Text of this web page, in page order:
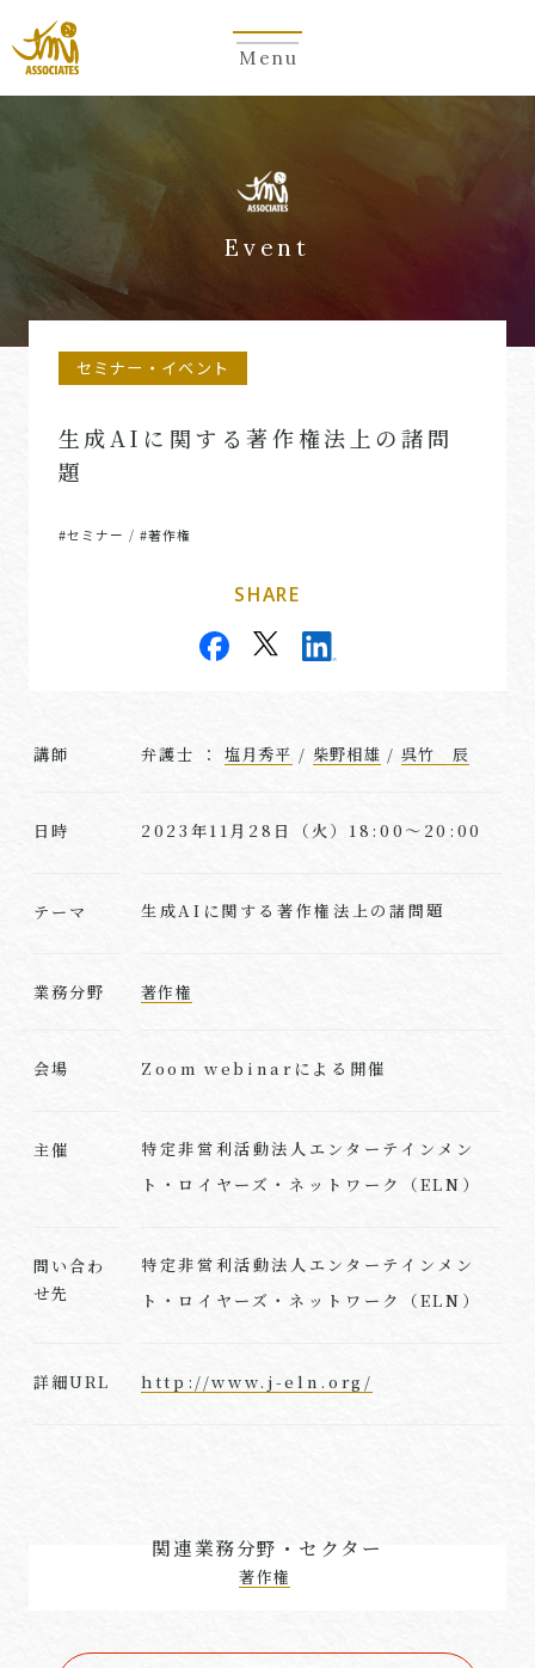
Menu
Event
セミナー・イベント
生成AIに関する著作権法上の諸問
題
#セミナー /#著作権
SHARE
講師 弁護士 ： 塩月秀平 / 柴野相雄 / 呉竹 辰
日時 2023年11月28日（火）18:00～20:00
テーマ 生成AIに関する著作権法上の諸問題
業務分野 著作権
会場 Zoom webinarによる開催
主催
特定非営利活動法人エンターテインメン
ト・ロイヤーズ・ネットワーク（ELN）
問い合わ
せ先
特定非営利活動法人エンターテインメン
ト・ロイヤーズ・ネットワーク（ELN）
詳細URL http://www.j-eln.org/
関連業務分野・セクター
著作権